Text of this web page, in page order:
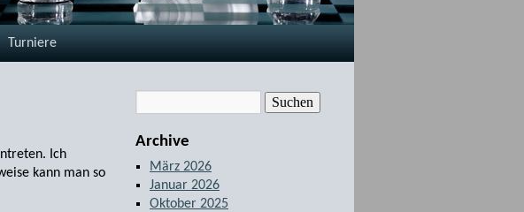
Turniere
Ich
kann man so
Archive
März 2026
Januar 2026
Oktober 2025